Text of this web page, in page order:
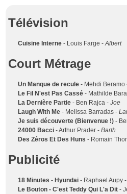
Télévision
Cuisine Interne - Louis Farge -Albert
Court Métrage
Un Manque de recule - Mehdi
Le Fil N'est Pas Cassé - Mathilde
La Dernière Partie - Ben Rajca -Joe
Laugh With Me - Melissa Barradas -
Je suis découverte (Bienvenue !) -
24000 Bacci - Arthur Prader -Barth
Des Zéros Et Des Huns - Romain
Publicité
18 Minutes - Hyundai - Raphael Aupy
Le Bouton - C'est Teddy Qui L'a Dit -